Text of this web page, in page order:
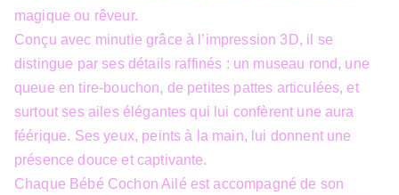
magique ou rêveur.
Conçu avec minutie grâce à l’impression 3D, il se
distingue par ses détails raffinés : un museau rond, une
queue en tire-bouchon, de petites pattes articulées, et
surtout ses ailes élégantes qui lui confèrent une aura
féérique. Ses yeux, peints à la main, lui donnent une
présence douce et captivante.
Chaque Bébé Cochon Ailé est accompagné de son